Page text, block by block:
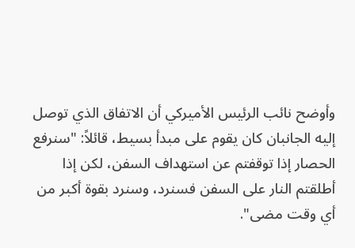
وأوضح نائب الرئيس الأميركي أن الاتفاق الذي توصل
إليه الجانبان كان يقوم على مبدأ بسيط، قائلاً: "سنرفع
الحصار إذا توقفتم عن استهداف السفن، لكن إذا
أطلقتم النار على السفن فسنرد، وسنرد بقوة أكبر من
أي وقت مضى".